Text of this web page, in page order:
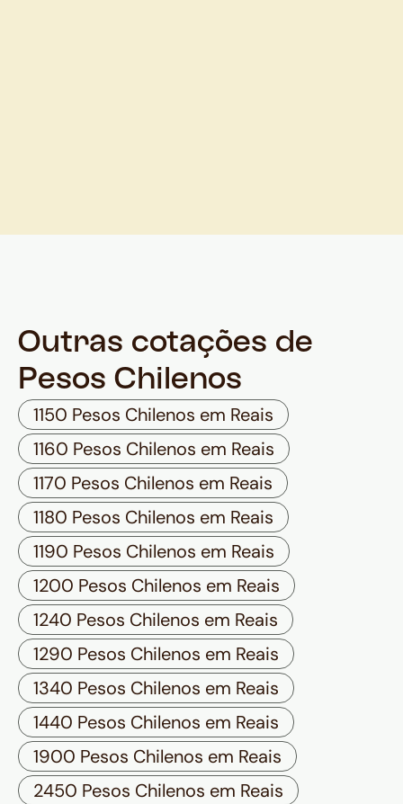
Outras cotações de
Pesos Chilenos
1150 Pesos Chilenos em Reais
1160 Pesos Chilenos em Reais
1170 Pesos Chilenos em Reais
1180 Pesos Chilenos em Reais
1190 Pesos Chilenos em Reais
1200 Pesos Chilenos em Reais
1240 Pesos Chilenos em Reais
1290 Pesos Chilenos em Reais
1340 Pesos Chilenos em Reais
1440 Pesos Chilenos em Reais
1900 Pesos Chilenos em Reais
2450 Pesos Chilenos em Reais